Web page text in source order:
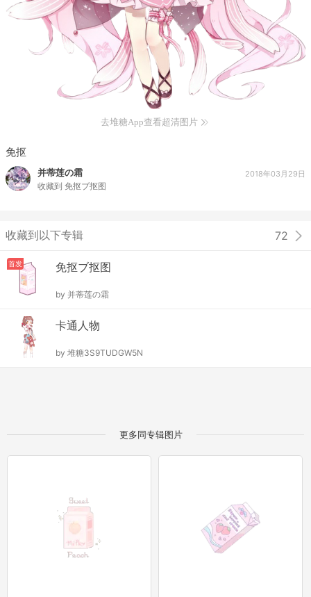
去堆糖App查看超清图片
免抠
并蒂莲の霜
收藏到 免抠ブ抠图
2018年03月29日
收藏到以下专辑 72
首发 免抠ブ抠图
by 并蒂莲の霜
卡通人物
by 堆糖3S9TUDGW5N
更多同专辑图片